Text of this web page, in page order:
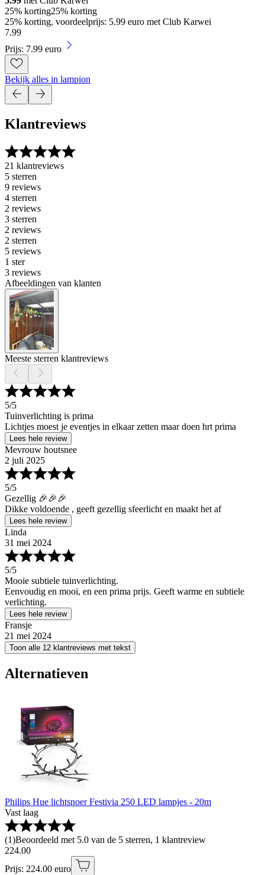
25% korting25% korting
25% korting, voordeelprijs: 5.99 euro met Club Karwei
7.99
Prijs: 7.99 euro
Bekijk alles in lampion
Klantreviews
21 klantreviews
5 sterren
9 reviews
4 sterren
2 reviews
3 sterren
2 reviews
2 sterren
5 reviews
1 ster
3 reviews
Afbeeldingen van klanten
Meeste sterren klantreviews
5/5
Tuinverlichting is prima
Lichtjes moest je eventjes in elkaar zetten maar doen hrt prima
Lees hele review
Mevrouw houtsnee
2 juli 2025
5/5
Gezellig 🎉🎉🎉
Dikke voldoende , geeft gezellig sfeerlicht en maakt het af
Lees hele review
Linda
31 mei 2024
5/5
Mooie subtiele tuinverlichting.
Eenvoudig en mooi, en een prima prijs. Geeft warme en subtiele
verlichting.
Lees hele review
Fransje
21 mei 2024
Toon alle 12 klantreviews met tekst
Alternatieven
Philips Hue lichtsnoer Festivia 250 LED lampjes - 20m
Vast laag
(1)Beoordeeld met 5.0 van de 5 sterren, 1 klantreview
224.00
Prijs: 224.00 euro